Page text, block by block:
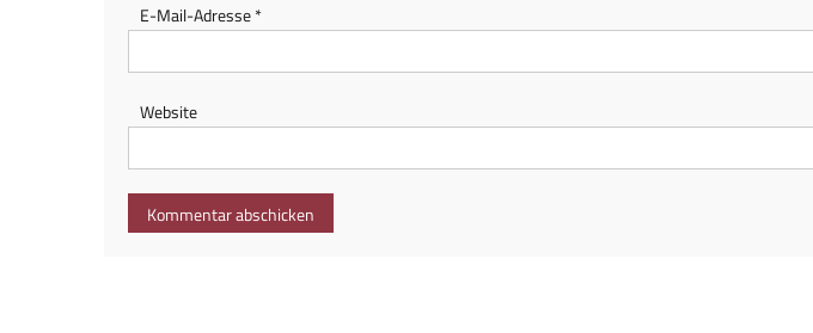
E-Mail-Adresse*
Website